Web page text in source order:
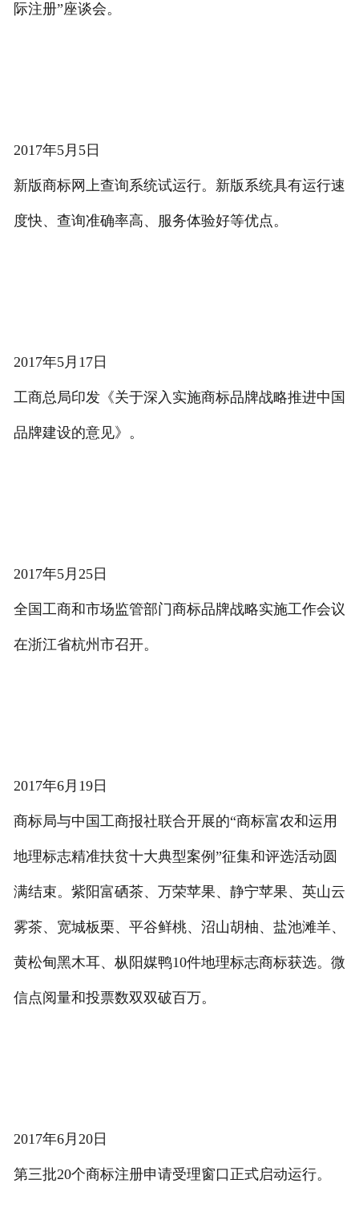
际注册”座谈会。
2017年5月5日
新版商标网上查询系统试运行。新版系统具有运行速
度快、查询准确率高、服务体验好等优点。
2017年5月17日
工商总局印发《关于深入实施商标品牌战略推进中国
品牌建设的意见》。
2017年5月25日
全国工商和市场监管部门商标品牌战略实施工作会议
在浙江省杭州市召开。
2017年6月19日
商标局与中国工商报社联合开展的“商标富农和运用
地理标志精准扶贫十大典型案例”征集和评选活动圆
满结束。紫阳富硒茶、万荣苹果、静宁苹果、英山云
雾茶、宽城板栗、平谷鲜桃、沼山胡柚、盐池滩羊、
黄松甸黑木耳、枞阳媒鸭10件地理标志商标获选。微
信点阅量和投票数双双破百万。
2017年6月20日
第三批20个商标注册申请受理窗口正式启动运行。